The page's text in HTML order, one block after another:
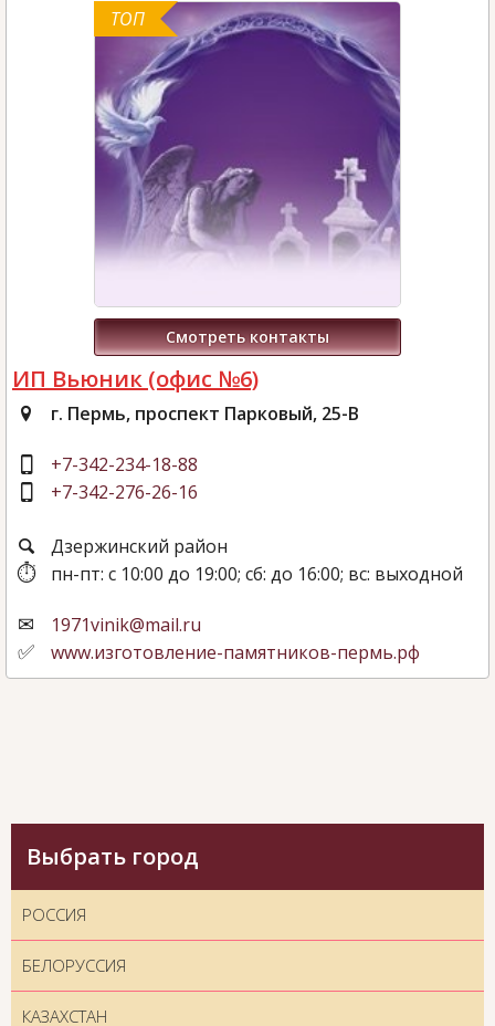
ТОП
Смотреть контакты
ИП Вьюник (офис №6)
г. Пермь, проспект Парковый, 25-В
+7-342-234-18-88
+7-342-276-26-16
Дзержинский район
пн-пт: с 10:00 до 19:00; сб: до 16:00; вс: выходной
1971vinik@mail.ru
www.изготовление-памятников-пермь.рф
Выбрать город
РОССИЯ
БЕЛОРУССИЯ
КАЗАХСТАН